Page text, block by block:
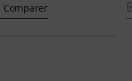
Comparer